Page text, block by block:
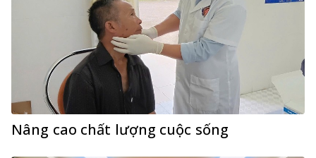
Nâng cao chất lượng cuộc sống